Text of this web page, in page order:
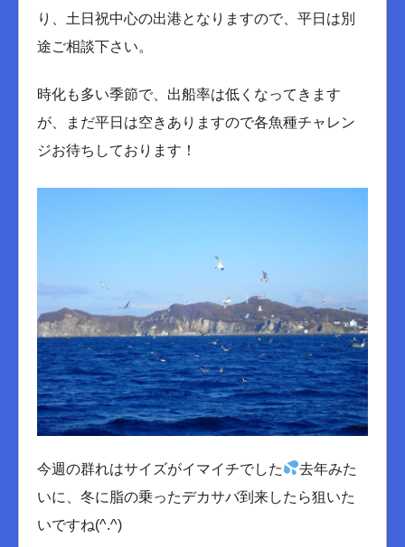
り、土日祝中心の出港となりますので、平日は別
途ご相談下さい。
時化も多い季節で、出船率は低くなってきます
が、まだ平日は空きありますので各魚種チャレン
ジお待ちしております！
今週の群れはサイズがイマイチでした
去年みた
いに、冬に脂の乗ったデカサバ到来したら狙いた
いですね(^.^)